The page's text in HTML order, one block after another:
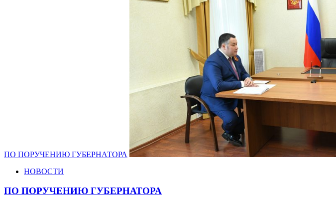
ПО ПОРУЧЕНИЮ ГУБЕРНАТОРА
НОВОСТИ
ПО ПОРУЧЕНИЮ ГУБЕРНАТОРА